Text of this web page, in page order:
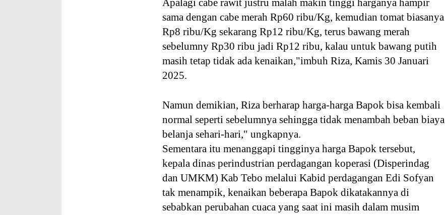
Apalagi cabe rawit justru malah makin tinggi harganya hampir
sama dengan cabe merah Rp60 ribu/Kg, kemudian tomat biasanya
Rp8 ribu/Kg sekarang Rp12 ribu/Kg, terus bawang merah
sebelumny Rp30 ribu jadi Rp12 ribu, kalau untuk bawang putih
masih tetap tidak ada kenaikan,"imbuh Riza, Kamis 30 Januari
2025.
Namun demikian, Riza berharap harga-harga Bapok bisa kembali
normal seperti sebelumnya sehingga tidak menambah beban biaya
belanja sehari-hari," ungkapnya.
Sementara itu menanggapi tingginya harga Bapok tersebut,
kepala dinas perindustrian perdagangan koperasi (Disperindag
dan UMKM) Kab Tebo melalui Kabid perdagangan Edi Sofyan
tak menampik, kenaikan beberapa Bapok dikatakannya di
sebabkan perubahan cuaca yang saat ini masih dalam musim